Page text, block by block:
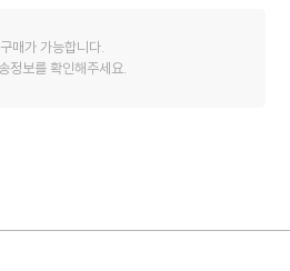
매가 가능합니다.
정보를 확인해주세요.